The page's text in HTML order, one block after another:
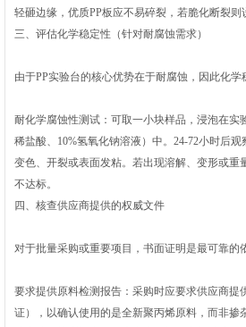
轻砸边缘，优质PP板应不易碎裂，若脆化断裂则
三、评估化学稳定性（针对耐腐蚀需求）
由于PP实验台的核心优势在于耐腐蚀，因此化学
耐化学腐蚀性测试‌：可取一小块样品，浸泡在实
稀盐酸、10%氢氧化钠溶液）中。24-72小时后观
变色、开裂或表面发粘‌。若出现溶解、变形或重
不达标。
四、核查供应商提供的权威文件
对于批量采购或重要项目，书面证明是最可靠的
要求提供原料检测报告‌：采购时应要求供应商提
证），以确认使用的是全新聚丙烯原料，而非掺